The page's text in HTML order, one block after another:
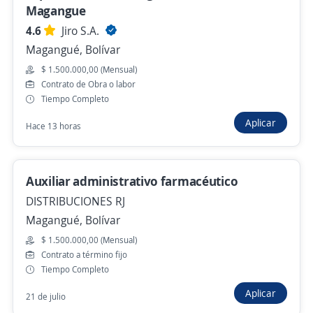
Motocicletas
ALIANZA EMPRESARIAL TEMPORAL S.A.S.
Cartagena de Indias, Bolívar
$ 1.750.904,00 (Mensual)
Ayer
Empleo destacado
Asesor de servicios junior (Convocatoria
dirigida a personas con discapacidad)
4,7
BANCO MUNDO MUJER
Cartagena de Indias, Bolívar
Ayer
Magangue
4.6
Jiro S.A.
Magangué, Bolívar
$ 1.500.000,00 (Mensual)
Contrato de Obra o labor
Tiempo Completo
Hace 13 horas Aplicar
Auxiliar administrativo farmacéutico
DISTRIBUCIONES RJ
Magangué, Bolívar
$ 1.500.000,00 (Mensual)
Contrato a término fijo
Tiempo Completo
21 de julio Aplicar